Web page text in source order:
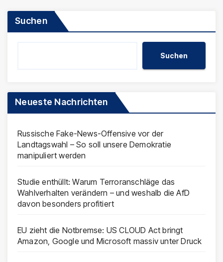
Suchen
Suchen
Neueste Nachrichten
Russische Fake-News-Offensive vor der
Landtagswahl – So soll unsere Demokratie
manipuliert werden
Studie enthüllt: Warum Terroranschläge das
Wahlverhalten verändern – und weshalb die AfD
davon besonders profitiert
EU zieht die Notbremse: US CLOUD Act bringt
Amazon, Google und Microsoft massiv unter Druck